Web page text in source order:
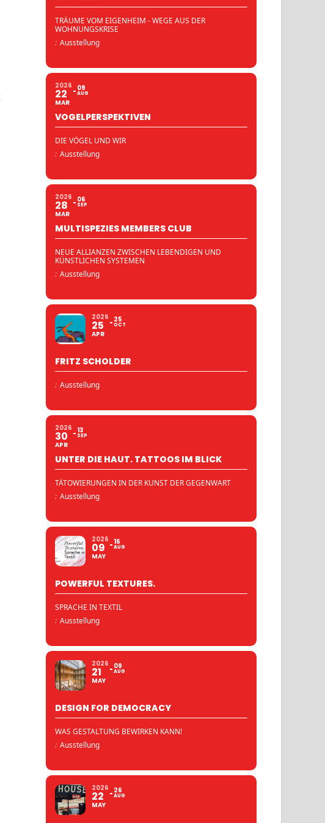
TRÄUME VOM EIGENHEIM - WEGE AUS DER
WOHNUNGSKRISE
: Ausstellung
2026
22
MAR
09
AUG
VOGELPERSPEKTIVEN
DIE VÖGEL UND WIR
: Ausstellung
2026
28
MAR
06
SEP
MULTISPEZIES MEMBERS CLUB
NEUE ALLIANZEN ZWISCHEN LEBENDIGEN UND
KÜNSTLICHEN SYSTEMEN
: Ausstellung
2026
25
APR
25
OCT
FRITZ SCHOLDER
: Ausstellung
2026
30
APR
13
SEP
UNTER DIE HAUT. TATTOOS IM BLICK
TÄTOWIERUNGEN IN DER KUNST DER GEGENWART
: Ausstellung
2026
09
MAY
16
AUG
POWERFUL TEXTURES.
SPRACHE IN TEXTIL
: Ausstellung
2026
21
MAY
09
AUG
DESIGN FOR DEMOCRACY
WAS GESTALTUNG BEWIRKEN KANN!
: Ausstellung
2026
22
MAY
26
AUG